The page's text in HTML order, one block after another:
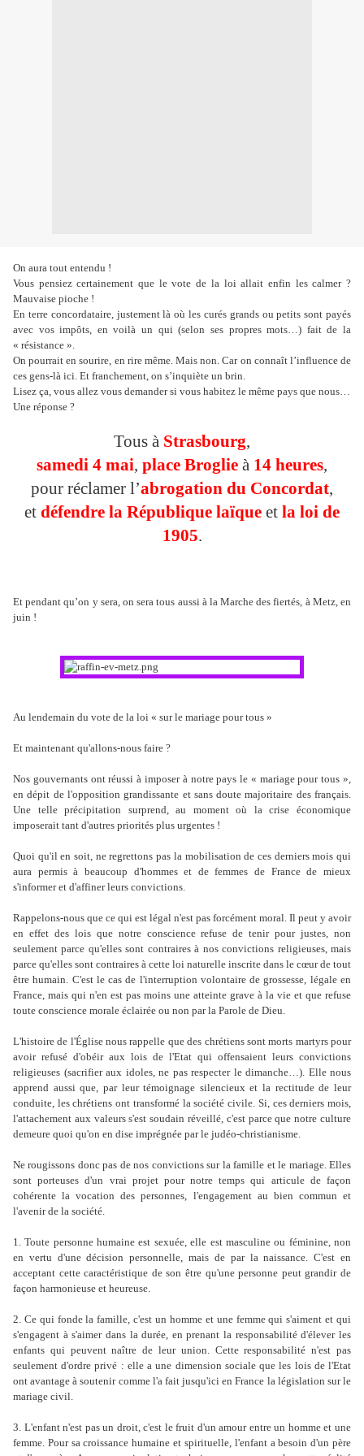
On aura tout entendu !
Vous pensiez certainement que le vote de la loi allait enfin les calmer ?
Mauvaise pioche !
En terre concordataire, justement là où les curés grands ou petits sont payés
avec vos impôts, en voilà un qui (selon ses propres mots…) fait de la
« résistance ».
On pourrait en sourire, en rire même. Mais non. Car on connaît l’influence de
ces gens-là ici. Et franchement, on s’inquiète un brin.
Lisez ça, vous allez vous demander si vous habitez le même pays que nous…
Une réponse ?
Tous à Strasbourg,
samedi 4 mai, place Broglie à 14 heures,
pour réclamer l’abrogation du Concordat,
et défendre la République laïque et la loi de
1905.
Et pendant qu’on y sera, on sera tous aussi à la Marche des fiertés, à Metz, en
juin !
Au lendemain du vote de la loi « sur le mariage pour tous »
Et maintenant qu'allons-nous faire ?
Nos gouvernants ont réussi à imposer à notre pays le « mariage pour tous »,
en dépit de l'opposition grandissante et sans doute majoritaire des français.
Une telle précipitation surprend, au moment où la crise économique
imposerait tant d'autres priorités plus urgentes !
Quoi qu'il en soit, ne regrettons pas la mobilisation de ces derniers mois qui
aura permis à beaucoup d'hommes et de femmes de France de mieux
s'informer et d'affiner leurs convictions.
Rappelons-nous que ce qui est légal n'est pas forcément moral. Il peut y avoir
en effet des lois que notre conscience refuse de tenir pour justes, non
seulement parce qu'elles sont contraires à nos convictions religieuses, mais
parce qu'elles sont contraires à cette loi naturelle inscrite dans le cœur de tout
être humain. C'est le cas de l'interruption volontaire de grossesse, légale en
France, mais qui n'en est pas moins une atteinte grave à la vie et que refuse
toute conscience morale éclairée ou non par la Parole de Dieu.
L'histoire de l'Église nous rappelle que des chrétiens sont morts martyrs pour
avoir refusé d'obéir aux lois de l'Etat qui offensaient leurs convictions
religieuses (sacrifier aux idoles, ne pas respecter le dimanche…). Elle nous
apprend aussi que, par leur témoignage silencieux et la rectitude de leur
conduite, les chrétiens ont transformé la société civile. Si, ces derniers mois,
l'attachement aux valeurs s'est soudain réveillé, c'est parce que notre culture
demeure quoi qu'on en dise imprégnée par le judéo-christianisme.
Ne rougissons donc pas de nos convictions sur la famille et le mariage. Elles
sont porteuses d'un vrai projet pour notre temps qui articule de façon
cohérente la vocation des personnes, l'engagement au bien commun et
l'avenir de la société.
1. Toute personne humaine est sexuée, elle est masculine ou féminine, non
en vertu d'une décision personnelle, mais de par la naissance. C'est en
acceptant cette caractéristique de son être qu'une personne peut grandir de
façon harmonieuse et heureuse.
2. Ce qui fonde la famille, c'est un homme et une femme qui s'aiment et qui
s'engagent à s'aimer dans la durée, en prenant la responsabilité d'élever les
enfants qui peuvent naître de leur union. Cette responsabilité n'est pas
seulement d'ordre privé : elle a une dimension sociale que les lois de l'Etat
ont avantage à soutenir comme l'a fait jusqu'ici en France la législation sur le
mariage civil.
3. L'enfant n'est pas un droit, c'est le fruit d'un amour entre un homme et une
femme. Pour sa croissance humaine et spirituelle, l'enfant a besoin d'un père